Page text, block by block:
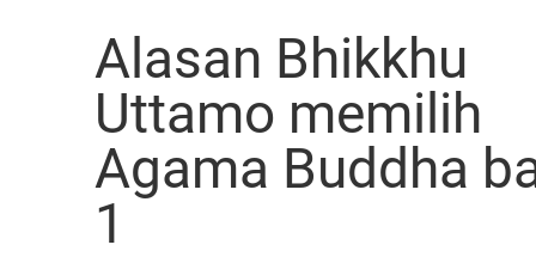
Alasan Bhikkhu
Uttamo memilih
Agama Buddha
1